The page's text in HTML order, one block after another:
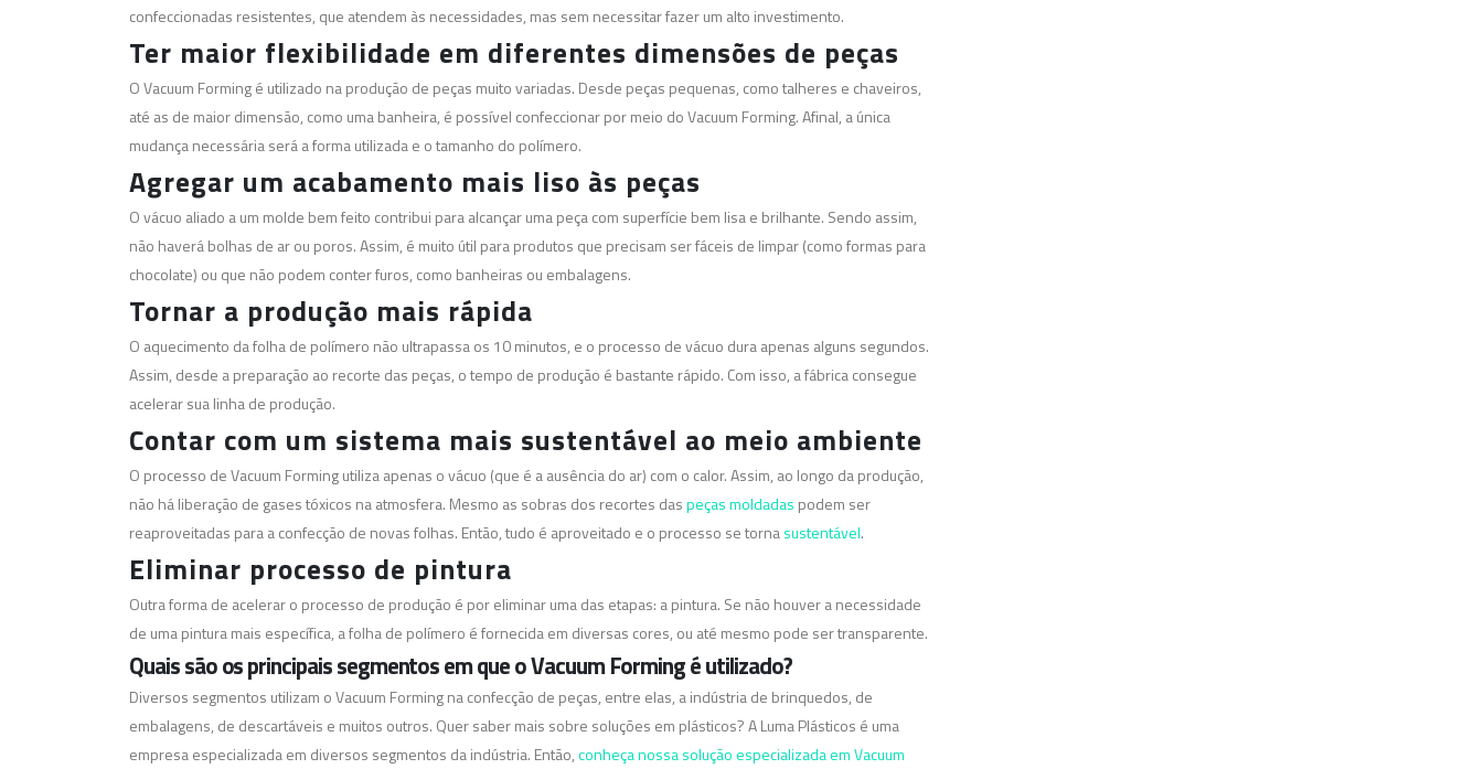
confeccionadas resistentes, que atendem às necessidades, mas sem necessitar fazer um alto investimento.
Ter maior flexibilidade em diferentes dimensões de peças
O Vacuum Forming é utilizado na produção de peças muito variadas. Desde peças pequenas, como talheres e chaveiros,
até as de maior dimensão, como uma banheira, é possível confeccionar por meio do Vacuum Forming. Afinal, a única
mudança necessária será a forma utilizada e o tamanho do polímero.
Agregar um acabamento mais liso às peças
O vácuo aliado a um molde bem feito contribui para alcançar uma peça com superfície bem lisa e brilhante. Sendo assim,
não haverá bolhas de ar ou poros. Assim, é muito útil para produtos que precisam ser fáceis de limpar (como formas para
chocolate) ou que não podem conter furos, como banheiras ou embalagens.
Tornar a produção mais rápida
O aquecimento da folha de polímero não ultrapassa os 10 minutos, e o processo de vácuo dura apenas alguns segundos.
Assim, desde a preparação ao recorte das peças, o tempo de produção é bastante rápido. Com isso, a fábrica consegue
acelerar sua linha de produção.
Contar com um sistema mais sustentável ao meio ambiente
O processo de Vacuum Forming utiliza apenas o vácuo (que é a ausência do ar) com o calor. Assim, ao longo da produção,
não há liberação de gases tóxicos na atmosfera. Mesmo as sobras dos recortes daspeças moldadas podem ser
reaproveitadas para a confecção de novas folhas. Então, tudo é aproveitado e o processo se tornasustentável.
Eliminar processo de pintura
Outra forma de acelerar o processo de produção é por eliminar uma das etapas: a pintura. Se não houver a necessidade
de uma pintura mais específica, a folha de polímero é fornecida em diversas cores, ou até mesmo pode ser transparente.
Quais são os principais segmentos em que o Vacuum Forming é utilizado?
Diversos segmentos utilizam o Vacuum Forming na confecção de peças, entre elas, a indústria de brinquedos, de
embalagens, de descartáveis e muitos outros. Quer saber mais sobre soluções em plásticos? A Luma Plásticos é uma
empresa especializada em diversos segmentos da indústria. Então,conheça nossa solução especializada em Vacuum